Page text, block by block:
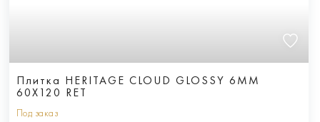
Плитка HERITAGE CLOUD GLOSSY 6MM
60X120 RET
Под заказ